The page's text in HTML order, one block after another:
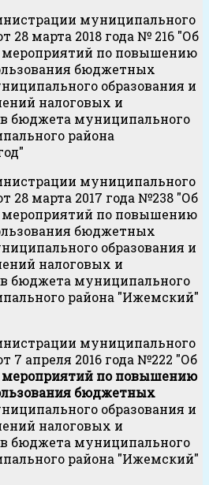
муниципального
28 марта 2018 года № 216 "Об
по повышению
бюджетных
образования и
налоговых и
бюджета муниципального
района
муниципального
28 марта 2017 года №238 "Об
по повышению
бюджетных
образования и
налоговых и
бюджета муниципального
района "Ижемский"
муниципального
7 апреля 2016 года №222 "Об
мероприятий по повышению
бюджетных
образования и
налоговых и
бюджета муниципального
района "Ижемский"